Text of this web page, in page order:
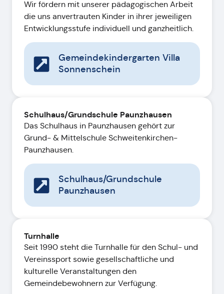
Wir fördern mit unserer pädagogischen Arbeit
die uns anvertrauten Kinder in ihrer jeweiligen
Entwicklungsstufe individuell und ganzheitlich.
Gemeindekindergarten Villa
Sonnenschein
Schulhaus/Grundschule Paunzhausen
Das Schulhaus in Paunzhausen gehört zur
Grund- & Mittelschule Schweitenkirchen-
Paunzhausen.
Schulhaus/Grundschule
Paunzhausen
Turnhalle
Seit 1990 steht die Turnhalle für den Schul- und
Vereinssport sowie gesellschaftliche und
kulturelle Veranstaltungen den
Gemeindebewohnern zur Verfügung.